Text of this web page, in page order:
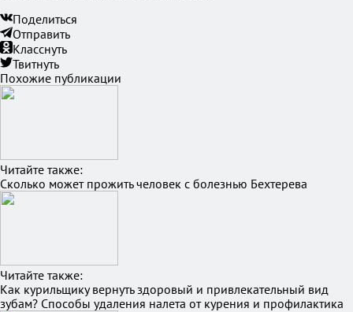
Поделиться
Отправить
Класснуть
Твитнуть
Похожие публикации
Читайте также:
Сколько может прожить человек с болезнью Бехтерева
Читайте также:
Как курильщику вернуть здоровый и привлекательный вид
зубам? Способы удаления налета от курения и профилактика